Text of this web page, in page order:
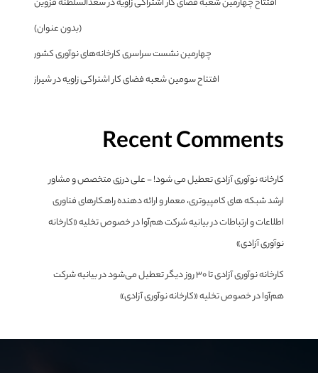
افتتاح چهارمین شعبه فضای کار اشتراکی زاویه در سعدالسلطنه قزوین
(بدون عنوان)
چهارمین نشست سراسری کارخانه‌های نوآوری کشور
افتتاح سومین شعبه فضای کار اشتراکی زاویه در شیراز
Recent Comments
کارخانه نوآوری آزادی تعطیل می شود! - علی درزی متخصص و مشاور
ارشد شبکه های کامپیوتری، معمار و ارائه دهنده راهکارهای فناوری
اطلاعات و ارتباطاتدربیانیه شرکت هم‌آوا در خصوص تخلیه «کارخانه
نوآوری آزادی»
کارخانه نوآوری آزادی تا ۳۰ روز دیگر تعطیل می‌شود دربیانیه شرکت
هم‌آوا در خصوص تخلیه «کارخانه نوآوری آزادی»